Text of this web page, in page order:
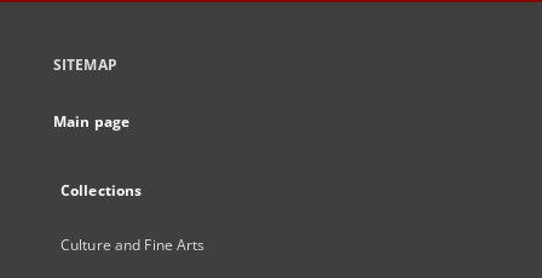
SITEMAP
Main page
Collections
Culture and Fine Arts